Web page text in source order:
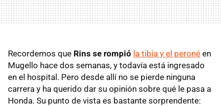
Recordemos que Rins se rompió la tibia y el peroné en
Mugello hace dos semanas, y todavía está ingresado
en el hospital. Pero desde allí no se pierde ninguna
carrera y ha querido dar su opinión sobre qué le pasa a
Honda. Su punto de vista es bastante sorprendente: